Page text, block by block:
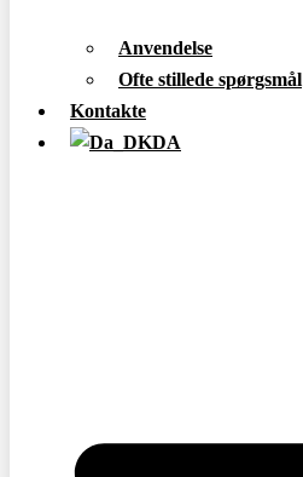
Anvendelse
Ofte stillede spørgsmål
Kontakte
DA